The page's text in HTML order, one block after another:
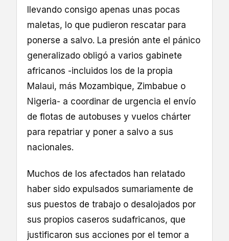
llevando consigo apenas unas pocas
maletas, lo que pudieron rescatar para
ponerse a salvo. La presión ante el pánico
generalizado obligó a varios gabinete
africanos -incluidos los de la propia
Malaui, más Mozambique, Zimbabue o
Nigeria- a coordinar de urgencia el envío
de flotas de autobuses y vuelos chárter
para repatriar y poner a salvo a sus
nacionales.
Muchos de los afectados han relatado
haber sido expulsados sumariamente de
sus puestos de trabajo o desalojados por
sus propios caseros sudafricanos, que
justificaron sus acciones por el temor a